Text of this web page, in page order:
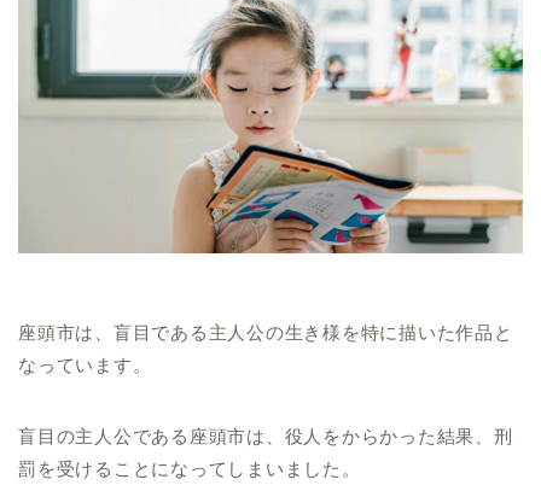
座頭市は、盲目である主人公の生き様を特に描いた作品と
なっています。
盲目の主人公である座頭市は、役人をからかった結果、刑
罰を受けることになってしまいました。